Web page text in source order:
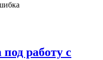
работу с